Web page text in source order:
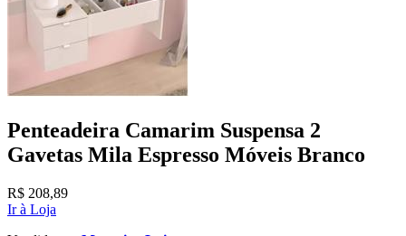
Penteadeira Camarim Suspensa 2
Gavetas Mila Espresso Móveis Branco
R$ 208,89
Ir à Loja